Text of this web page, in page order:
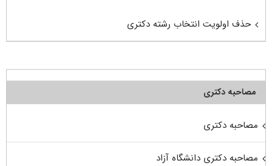
حذف اولویت انتخاب رشته دکتری
مصاحبه دکتری
مصاحبه دکتری
مصاحبه دکتری دانشگاه آزاد